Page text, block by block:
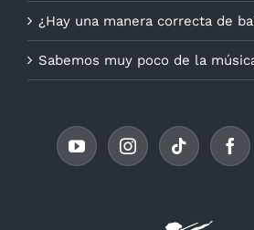
¿Hay una manera correcta de
Sabemos muy poco de la